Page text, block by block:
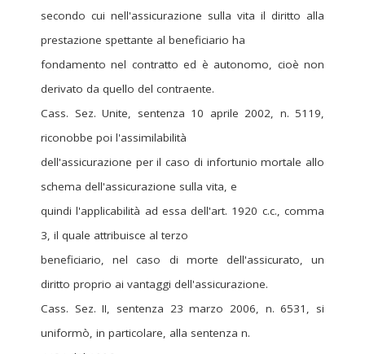
secondo cui nell'assicurazione sulla vita il diritto alla
prestazione spettante al beneficiario ha
fondamento nel contratto ed è autonomo, cioè non
derivato da quello del contraente.
Cass. Sez. Unite, sentenza 10 aprile 2002, n. 5119,
riconobbe poi l'assimilabilità
dell'assicurazione per il caso di infortunio mortale allo
schema dell'assicurazione sulla vita, e
quindi l'applicabilità ad essa dell'art. 1920 c.c., comma
3, il quale attribuisce al terzo
beneficiario, nel caso di morte dell'assicurato, un
diritto proprio ai vantaggi dell'assicurazione.
Cass. Sez. II, sentenza 23 marzo 2006, n. 6531, si
uniformò, in particolare, alla sentenza n.